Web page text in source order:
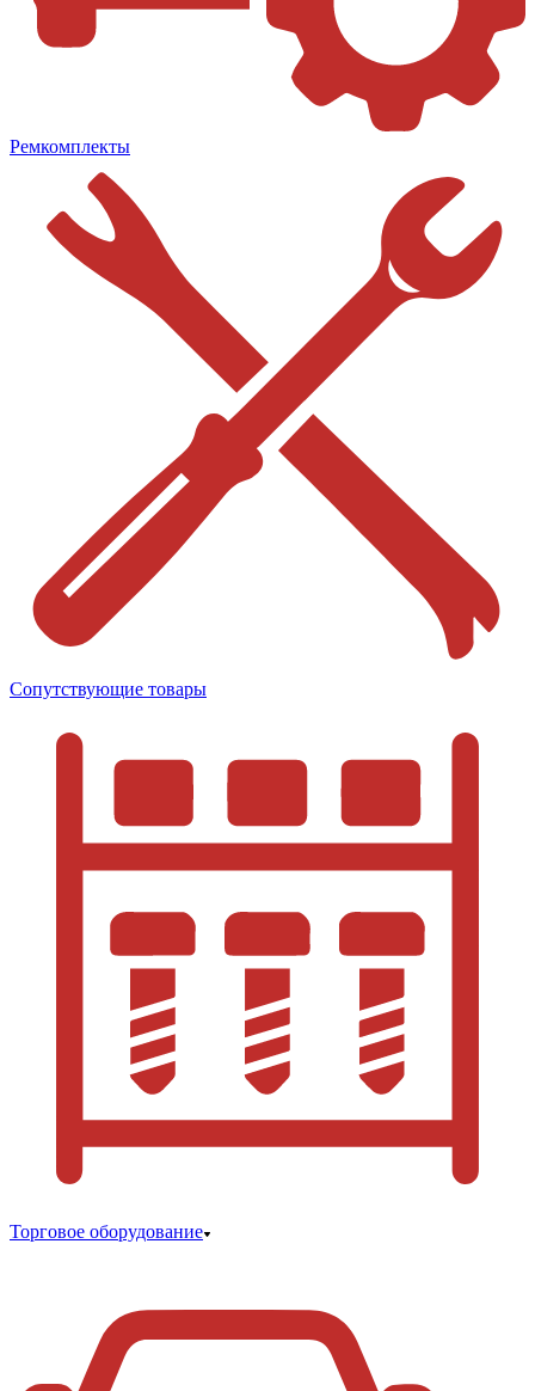
Ремкомплекты
Сопутствующие товары
Торговое оборудование